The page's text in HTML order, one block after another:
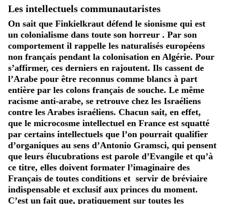
Les intellectuels communautaristes
On sait que Finkielkraut défend le sionisme qui est
un colonialisme dans toute son horreur . Par son
comportement il rappelle les naturalisés européens
non français pendant la colonisation en Algérie. Pour
s’affirmer, ces derniers en rajoutent. Ils cassent de
l’Arabe pour être reconnus comme blancs à part
entière par les colons français de souche. Le même
racisme anti-arabe, se retrouve chez les Israéliens
contre les Arabes israéliens. Chacun sait, en effet,
que le microcosme intellectuel en France est squatté
par certains intellectuels que l’on pourrait qualifier
d’organiques au sens d’Antonio Gramsci, qui pensent
que leurs élucubrations est parole d’Evangile et qu’à
ce titre, elles doivent formater l’imaginaire des
Français de toutes conditions et servir de bréviaire
indispensable et exclusif aux princes du moment.
C’est un fait que, pratiquement sur toutes les